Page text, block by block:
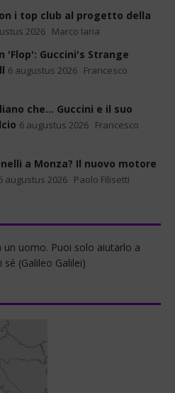
i top club al progetto della
2026 Marco Iaria
'Flop': Guccini's Strange
6 augustus 2026 Francesco
che... Guccini e il suo
6 augustus 2026 Francesco
a Monza? Il nuovo motore
augustus 2026 Paolo Filisetti
un uomo. Puoi solo aiutarlo a
(Galileo Galilei)